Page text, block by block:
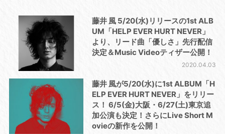
藤井 風 5/20(水)リリースの1st ALB
UM「HELP EVER HURT NEVER」
より、リード曲「優しさ」先行配信
決定＆Music Videoティザー公開！
2020.04.03
藤井 風が5/20(水)に1st ALBUM「H
ELP EVER HURT NEVER」をリリー
ス！ 6/5(金)大阪・6/27(土)東京追
加公演も決定！さらにLive Short M
ovieの新作を公開！